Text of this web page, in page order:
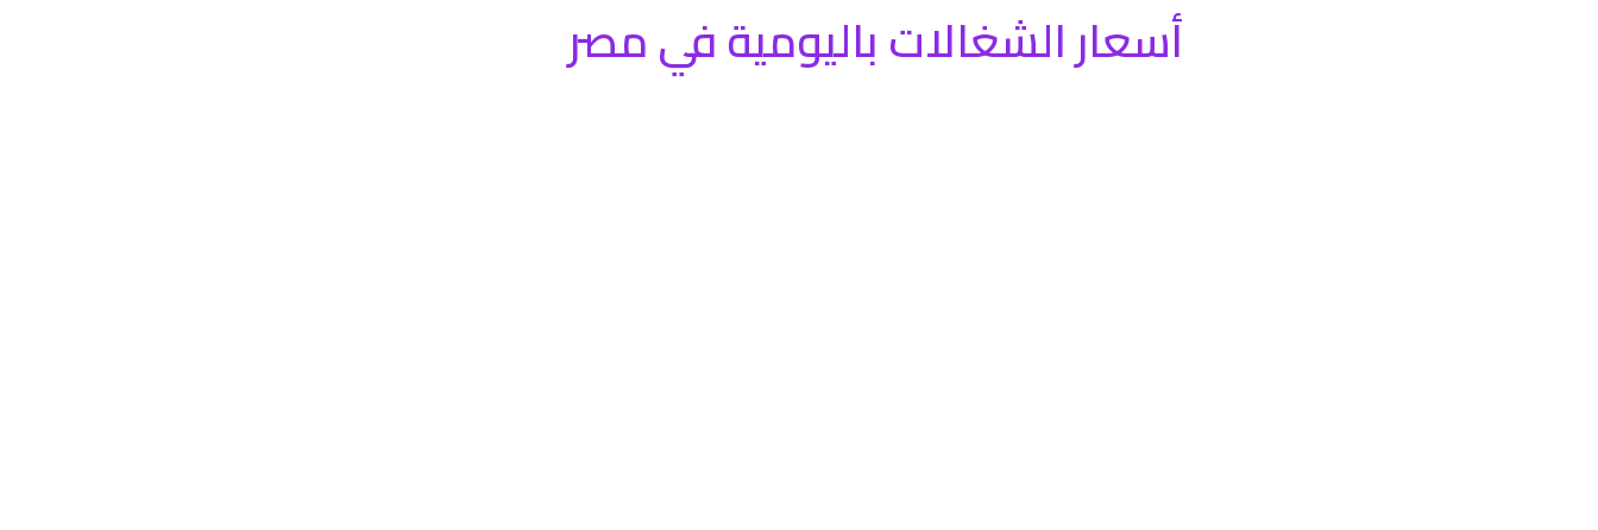
أسعار الشغالات باليومية في مصر